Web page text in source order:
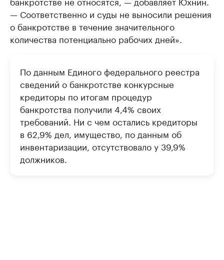
— Соответственно и суды не выносили решения
о банкротстве в течение значительного
количества потенциально рабочих дней».
По данным Единого федерального реестра
сведений о банкротстве конкурсные
кредиторы по итогам процедур
банкротства получили 4,4% своих
требований. Ни с чем остались кредиторы
в 62,9% дел, имущество, по данным об
инвентаризации, отсутствовало у 39,9%
должников.